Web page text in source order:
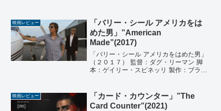
ーサル 編集：アンジェラ・M・カタンザ
ロ 出演...
映画レビュー
「バリー・シール アメリカをは
めた男」”American
Made”(2017)
「バリー・シール アメリカをはめた男」
（２０１７） 監督：ダグ・リーマン 脚
本：ゲイリー・スピネッリ 製作：ブライ
イヴィソン、キム・ロス、レイ・アンジ
ェリク 製作総指揮...
映画レビュー
「カード・カウンター」”The
Card Counter”(2021)